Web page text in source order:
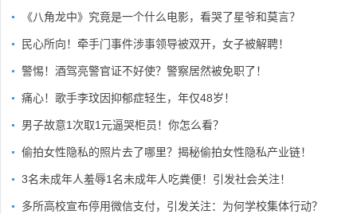
《八角龙中》究竟是一个什么电影，看哭了星爷和莫言？
民心所向！牵手门事件涉事领导被双开，女子被解聘！
警惕！酒驾亮警官证不好使？警察居然被免职了！
痛心！歌手李玟因抑郁症轻生，年仅48岁！
男子故意1次取1元逼哭柜员！你怎么看？
偷拍女性隐私的照片去了哪里？揭秘偷拍女性隐私产业链！
3名未成年人羞辱1名未成年人吃粪便！引发社会关注！
多所高校宣布停用微信支付，引发关注：为何学校集体行动？